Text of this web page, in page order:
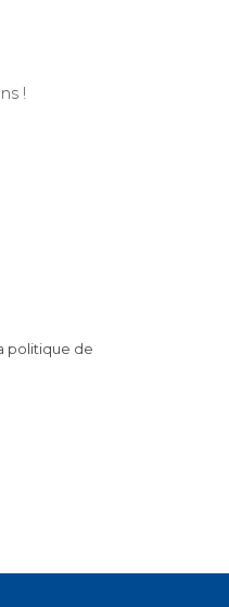
!
politique de